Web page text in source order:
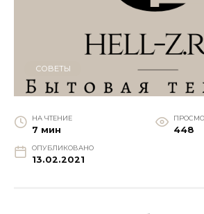
СОВЕТЫ
НА ЧТЕНИЕ
7 мин 448
ОПУБЛИКОВАНО
13.02.2021